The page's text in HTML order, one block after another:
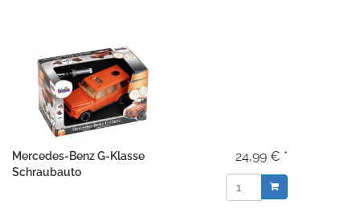
Mercedes-Benz G-Klasse
Schraubauto
24,99 € *